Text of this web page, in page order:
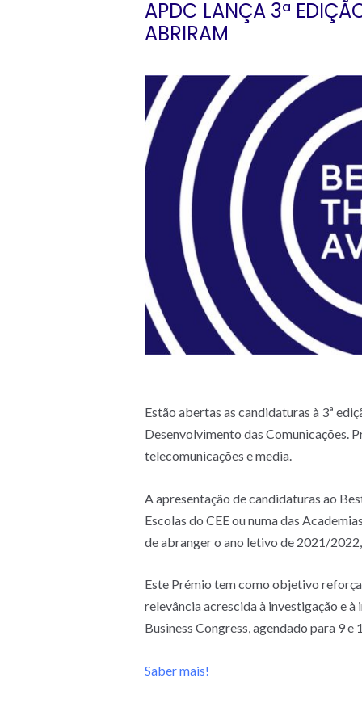
APDC LANÇA 3ª
ABRIRAM
Estão abertas as candidaturas à 3ª
Desenvolvimento das Comunicações.
telecomunicações e media.
A apresentação de candidaturas ao
Escolas do CEE ou numa das
de abranger o ano letivo de 2021/
Este Prémio tem como objetivo
relevância acrescida à investigação e
Business Congress, agendado para 9 e
Saber mais!